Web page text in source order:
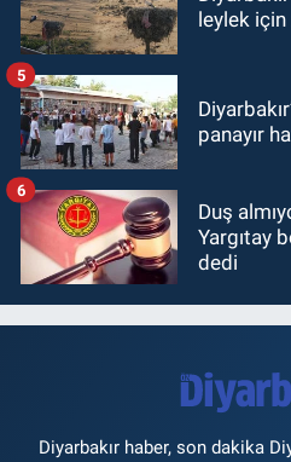
leylek için
panayır
5
Duş
Yargıtay
dedi
6
Diyarbakır haber, son dakika